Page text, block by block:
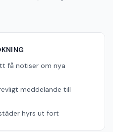
få notiser om nya
meddelande till
hyrs ut fort